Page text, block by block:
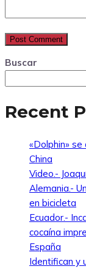
Buscar
Recent
«Dolphin»
China
Video.-
Alemania.-
en bicicleta
Ecuador.-
cocaína
España
Identifican y